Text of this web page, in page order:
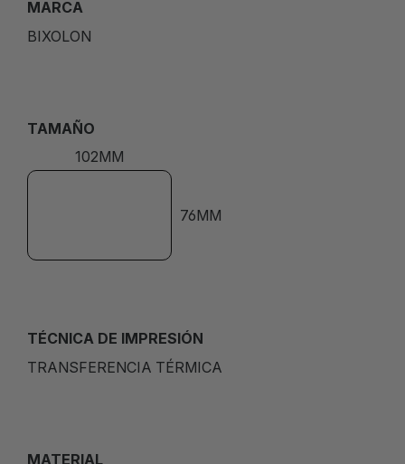
MARCA
BIXOLON
TAMAÑO
102MM
76MM
TÉCNICA DE IMPRESIÓN
TRANSFERENCIA TÉRMICA
MATERIAL